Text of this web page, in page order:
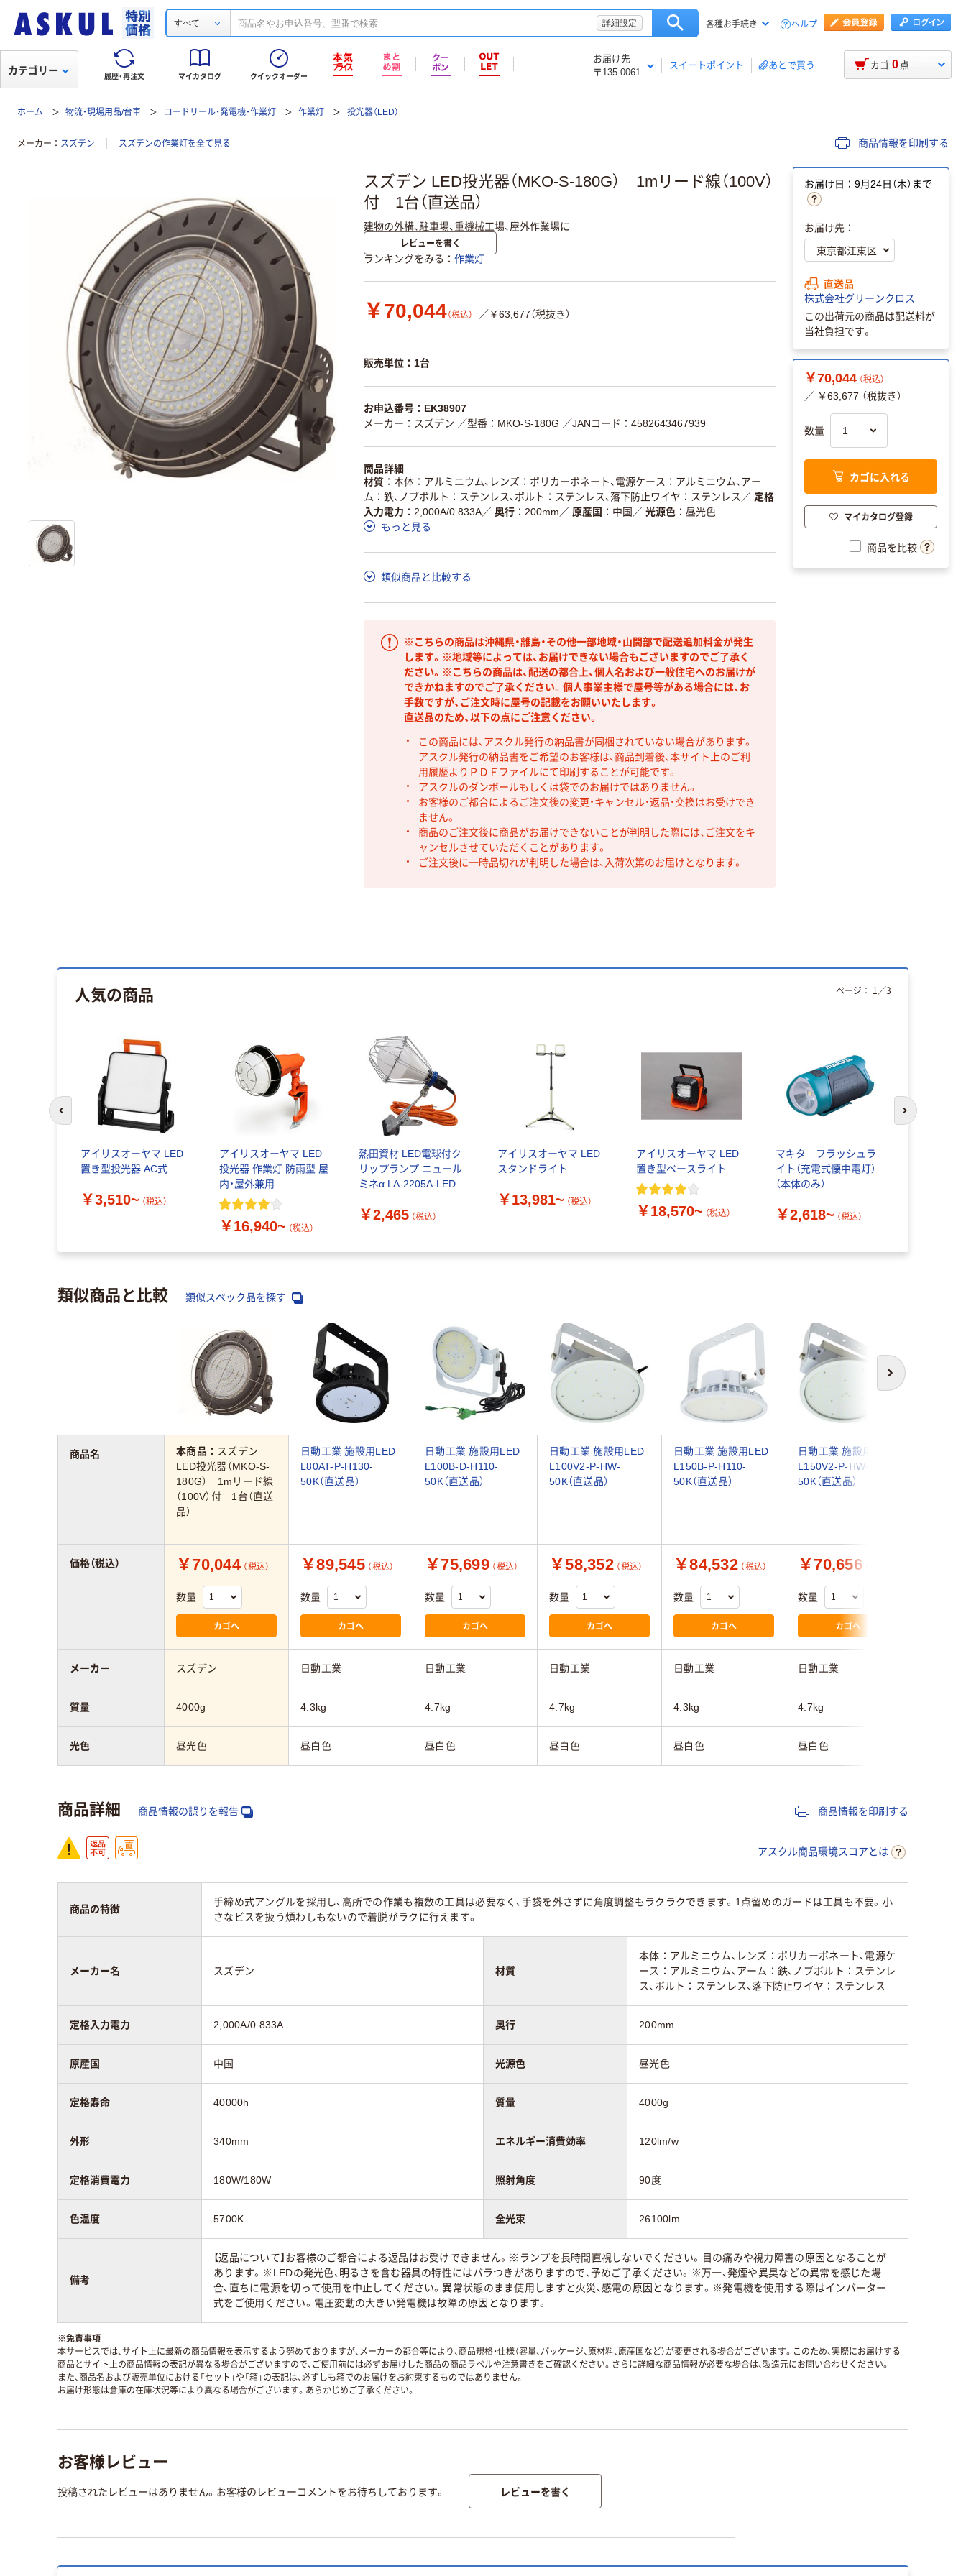
すべて 詳細設定 各種お手続き ヘルプ
履歴・再注文 マイカタログ クイックオーダー
お届け先
〒135-0061
スイートポイント あとで買う
カテゴリー カゴ 0 点
ホーム 物流・現場用品/台車 コードリール・発電機・作業灯 作業灯 投光器（LED）
メーカー スズデン スズデンの作業灯を全て見る 商品情報を印刷する
スズデン LED投光器（MKO-S-180G） 1mリード線（100V）
付 1台（直送品）
建物の外構、駐車場、重機械工場、屋外作業場に
レビューを書く
ランキングをみる 作業灯
￥70,044（税込） ／￥63,677（税抜き）
販売単位：1台
お申込番号：EK38907
メーカー：スズデン ／型番：MKO-S-180G ／JANコード：4582643467939
商品詳細
材質
本体：アルミニウム、レンズ：ポリカーボネート、電源ケース：アルミニウム、アー
ム：鉄、ノブボルト：ステンレス、ボルト：ステンレス、落下防止ワイヤ：ステンレス ／ 定格
入力電力
2,000A/0.833A／ 奥行 200mm ／ 原産国 中国 ／ 光源色
昼光色
もっと見る
類似商品と比較する
※こちらの商品は沖縄県・離島・その他一部地域・山間部で配送追加料金が発生
します。※地域等によっては、お届けできない場合もございますのでご了承く
ださい。※こちらの商品は、配送の都合上、個人名および一般住宅へのお届けが
できかねますのでご了承ください。個人事業主様で屋号等がある場合には、お
手数ですが、ご注文時に屋号の記載をお願いいたします。
直送品のため、以下の点にご注意ください。
この商品には、アスクル発行の納品書が同梱されていない場合があります。
アスクル発行の納品書をご希望のお客様は、商品到着後、本サイト上のご利
用履歴よりＰＤＦファイルにて印刷することが可能です。
アスクルのダンボールもしくは袋でのお届けではありません。
お客様のご都合によるご注文後の変更・キャンセル・返品・交換はお受けでき
ません。
商品のご注文後に商品がお届けできないことが判明した際には、ご注文をキ
ャンセルさせていただくことがあります。
ご注文後に一時品切れが判明した場合は、入荷次第のお届けとなります。
お届け日：9月24日（木）まで
お届け先：
直送品
株式会社グリーンクロス
この出荷元の商品は配送料が
当社負担です。
￥70,044 （税込）
／ ￥63,677 （税抜き）
数量
カゴに入れる
マイカタログ登録
商品を比較
人気の商品
アイリスオーヤマ LED
置き型投光器 AC式
￥3,510~ （税込）
アイリスオーヤマ LED
投光器 作業灯 防雨型 屋
内・屋外兼用
￥16,940~ （税込）
熱田資材 LED電球付ク
リップランプ ニュール
ミネα LA-2205A-LED 1
￥2,465 （税込）
アイリスオーヤマ LED
スタンドライト
￥13,981~ （税込）
アイリスオーヤマ LED
置き型ベースライト
￥18,570~ （税込）
マキタ フラッシュラ
イト（充電式懐中電灯）
（本体のみ）
￥2,618~ （税込）
ページ： 1 ／3
前のスライドへ 次のスライド
類似商品と比較 類似スペック品を探す
次へ
本商品： スズデン
LED投光器（MKO-S-
180G） 1mリード線
（100V）付 1台（直送
品）
日動工業 施設用LED
L80AT-P-H130-
50K（直送品）
日動工業 施設用LED
L100B-D-H110-
50K（直送品）
日動工業 施設用LED
L100V2-P-HW-
50K（直送品）
日動工業 施設用LED
L150B-P-H110-
50K（直送品）
日動工業 施設用LED
L150V2-P-HW-
50K（直送品）
￥70,044 （税込）
数量
カゴへ
￥89,545 （税込）
数量
カゴへ
￥75,699 （税込）
数量
カゴへ
￥58,352 （税込）
数量
カゴへ
￥84,532 （税込）
数量
カゴへ
￥70,656
数量
カゴへ
スズデン 日動工業 日動工業 日動工業 日動工業 日動工業
4000g 4.3kg 4.7kg 4.7kg 4.3kg 4.7kg
昼光色 昼白色 昼白色 昼白色 昼白色 昼白色
商品名
価格（税込）
メーカー
質量
光色
商品詳細 商品情報の誤りを報告 商品情報を印刷する
アスクル商品環境スコアとは
商品の特徴
手締め式アングルを採用し、高所での作業も複数の工具は必要なく、手袋を外さずに角度調整もラクラクできます。1点留めのガードは工具も不要。小
さなビスを扱う煩わしもないので着脱がラクに行えます。
メーカー名 スズデン 材質
本体：アルミニウム、レンズ：ポリカーボネート、電源ケ
ース：アルミニウム、アーム：鉄、ノブボルト：ステンレ
ス、ボルト：ステンレス、落下防止ワイヤ：ステンレス
定格入力電力 2,000A/0.833A 奥行 200mm
原産国 中国 光源色 昼光色
定格寿命 40000h 質量 4000g
外形 340mm エネルギー消費効率 120lm/w
定格消費電力 180W/180W 照射角度 90度
色温度 5700K 全光束 26100lm
備考
【返品について】お客様のご都合による返品はお受けできません。※ランプを長時間直視しないでください。目の痛みや視力障害の原因となることが
あります。※LEDの発光色、明るさを含む器具の特性にはバラつきがありますので、予めご了承ください。※万一、発煙や異臭などの異常を感じた場
合、直ちに電源を切って使用を中止してください。異常状態のまま使用しますと火災、感電の原因となります。※発電機を使用する際はインバーター
式をご使用ください。電圧変動の大きい発電機は故障の原因となります。
※免責事項
本サービスでは、サイト上に最新の商品情報を表示するよう努めておりますが、メーカーの都合等により、商品規格・仕様（容量、パッケージ、原材料、原産国など）が変更される場合がございます。このため、実際にお届けする
商品とサイト上の商品情報の表記が異なる場合がございますので、ご使用前には必ずお届けした商品の商品ラベルや注意書きをご確認ください。さらに詳細な商品情報が必要な場合は、製造元にお問い合わせください。
また、商品名および販売単位における「セット」や「箱」の表記は、必ずしも箱でのお届けをお約束するものではありません。
お届け形態は倉庫の在庫状況等により異なる場合がございます。あらかじめご了承ください。
お客様レビュー
投稿されたレビューはありません。お客様のレビューコメントをお待ちしております。 レビューを書く